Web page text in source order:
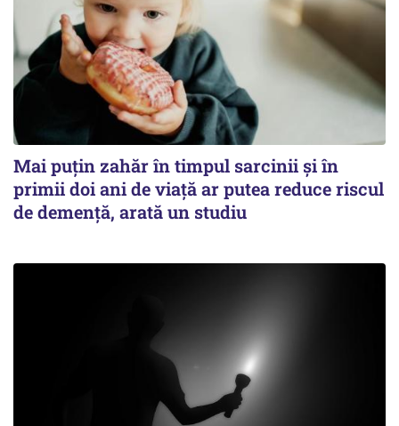
Mai puțin zahăr în timpul sarcinii și în
primii doi ani de viață ar putea reduce riscul
de demență, arată un studiu